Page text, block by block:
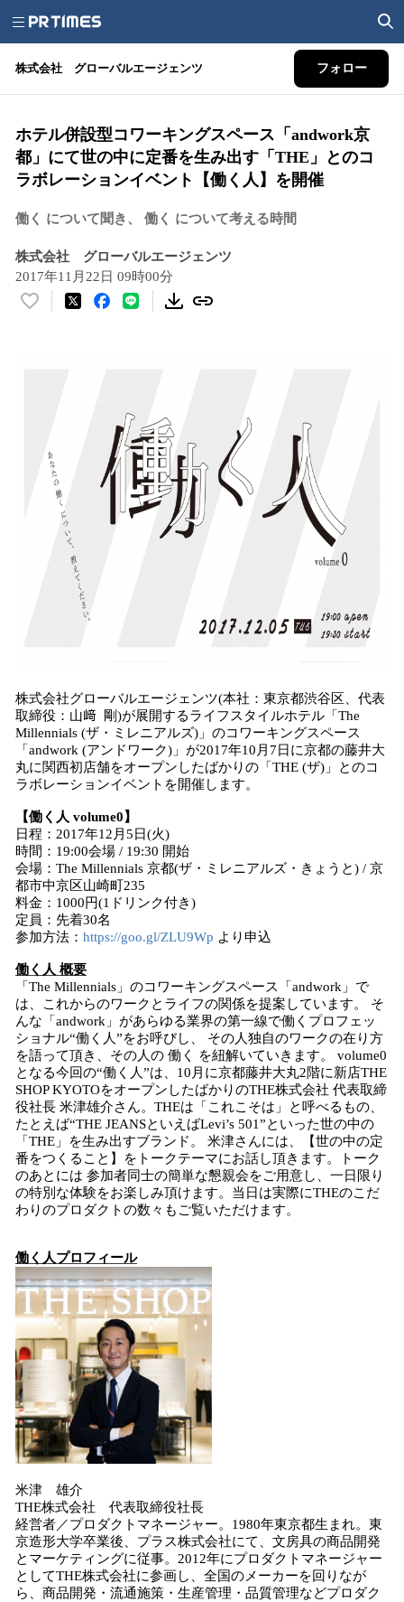
株式会社 グローバルエージェンツ フォロー
ホテル併設型コワーキングスペース「andwork京
都」にて世の中に定番を生み出す「THE」とのコ
ラボレーションイベント【働く人】を開催
働く について聞き、 働く について考える時間
株式会社 グローバルエージェンツ
2017年11月22日 09時00分
い
株式会社グローバルエージェンツ(本社：東京都渋谷区、代表
取締役：山﨑 剛)が展開するライフスタイルホテル「The
Millennials (ザ・ミレニアルズ)」のコワーキングスペース
「andwork (アンドワーク)」が2017年10月7日に京都の藤井大
丸に関西初店舗をオープンしたばかりの「THE (ザ)」とのコ
ラボレーションイベントを開催します。
【働く人 volume0】
日程：2017年12月5日(火)
時間：19:00会場 / 19:30 開始
会場：The Millennials 京都(ザ・ミレニアルズ・きょうと) / 京
都市中京区山崎町235
料金：1000円(1ドリンク付き)
定員：先着30名
参加方法： https://goo.gl/ZLU9Wp より申込
働く人 概要
「The Millennials」のコワーキングスペース「andwork」で
は、これからのワークとライフの関係を提案しています。 そ
んな「andwork」があらゆる業界の第一線で働くプロフェッ
ショナル“働く人”をお呼びし、 その人独自のワークの在り方
を語って頂き、その人の 働く を紐解いていきます。 volume0
となる今回の“働く人”は、10月に京都藤井大丸2階に新店THE
SHOP KYOTOをオープンしたばかりのTHE株式会社 代表取締
役社長 米津雄介さん。THEは「これこそは」と呼べるもの、
たとえば“THE JEANSといえばLevi’s 501”といった世の中の
「THE」を生み出すブランド。 米津さんには、【世の中の定
番をつくること】をトークテーマにお話し頂きます。トーク
のあとには 参加者同士の簡単な懇親会をご用意し、一日限り
の特別な体験をお楽しみ頂けます。当日は実際にTHEのこだ
わりのプロダクトの数々もご覧いただけます。
働く人プロフィール
米津 雄介
THE株式会社 代表取締役社長
経営者／プロダクトマネージャー。1980年東京都生まれ。東
京造形大学卒業後、プラス株式会社にて、文房具の商品開発
とマーケティングに従事。2012年にプロダクトマネージャー
としてTHE株式会社に参画し、全国のメーカーを回りなが
ら、商品開発・流通施策・生産管理・品質管理などプロダク